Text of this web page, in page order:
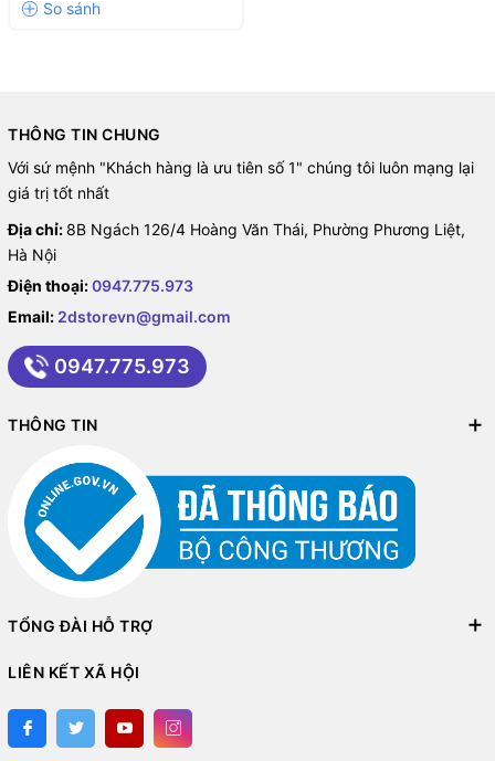
THÔNG TIN CHUNG
Với sứ mệnh "Khách hàng là ưu tiên số 1" chúng tôi luôn mạng lại
giá trị tốt nhất
Địa chỉ: 8B Ngách 126/4 Hoàng Văn Thái, Phường Phương Liệt,
Hà Nội
Điện thoại:0947.775.973
Email: 2dstorevn@gmail.com
0947.775.973
THÔNG TIN
TỔNG ĐÀI HỖ TRỢ
LIÊN KẾT XÃ HỘI